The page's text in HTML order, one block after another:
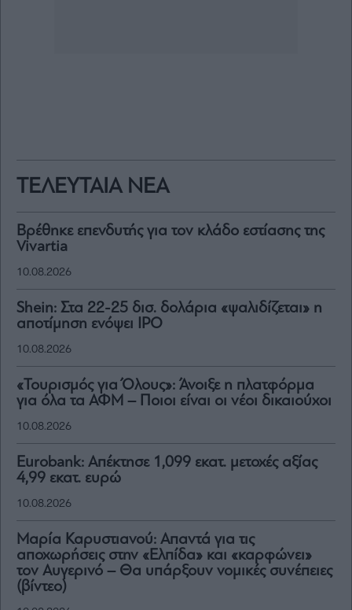
ΤΕΛΕΥΤΑΙΑ ΝΕΑ
Βρέθηκε επενδυτής για τον κλάδο εστίασης της
Vivartia
10.08.2026
Shein: Στα 22-25 δισ. δολάρια «ψαλιδίζεται» η
αποτίμηση ενόψει IPO
10.08.2026
«Τουρισμός για Όλους»: Άνοιξε η πλατφόρμα
για όλα τα ΑΦΜ – Ποιοι είναι οι νέοι δικαιούχοι
10.08.2026
Eurobank: Απέκτησε 1,099 εκατ. μετοχές αξίας
4,99 εκατ. ευρώ
10.08.2026
Μαρία Καρυστιανού: Απαντά για τις
αποχωρήσεις στην «Ελπίδα» και «καρφώνει»
τον Αυγερινό – Θα υπάρξουν νομικές συνέπειες
(βίντεο)